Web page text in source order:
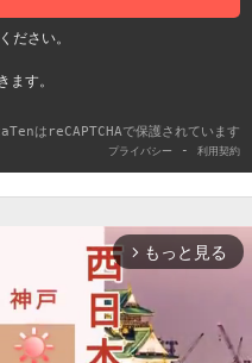
ださい。
す。
はreCAPTCHAで保護されています
プライバシー - 利用契約
arrow_forward_ios もっと見る